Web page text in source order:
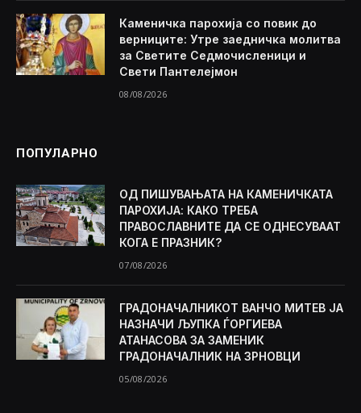
Каменичка парохија со повик до
верниците: Утре заедничка молитва
за Светите Седмочисленици и
Свети Пантелејмон
08/08/2026
ПОПУЛАРНО
ОД ПИШУВАЊАТА НА КАМЕНИЧКАТА
ПАРОХИЈА: КАКО ТРЕБА
ПРАВОСЛАВНИТЕ ДА СЕ ОДНЕСУВААТ
КОГА Е ПРАЗНИК?
07/08/2026
ГРАДОНАЧАЛНИКОТ ВАНЧО МИТЕВ ЈА
НАЗНАЧИ ЉУПКА ЃОРГИЕВА
АТАНАСОВА ЗА ЗАМЕНИК
ГРАДОНАЧАЛНИК НА ЗРНОВЦИ
05/08/2026